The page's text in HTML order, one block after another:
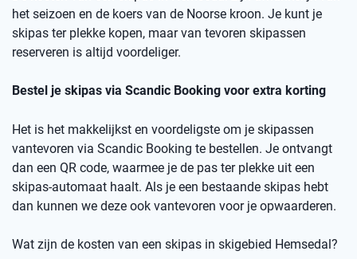
het seizoen en de koers van de Noorse kroon. Je kunt je
skipas ter plekke kopen, maar van tevoren skipassen
reserveren is altijd voordeliger.
Bestel je skipas via Scandic Booking voor extra korting
Het is het makkelijkst en voordeligste om je skipassen
vantevoren via Scandic Booking te bestellen. Je ontvangt
dan een QR code, waarmee je de pas ter plekke uit een
skipas-automaat haalt. Als je een bestaande skipas hebt
dan kunnen we deze ook vantevoren voor je opwaarderen.
Wat zijn de kosten van een skipas in skigebied Hemsedal ?